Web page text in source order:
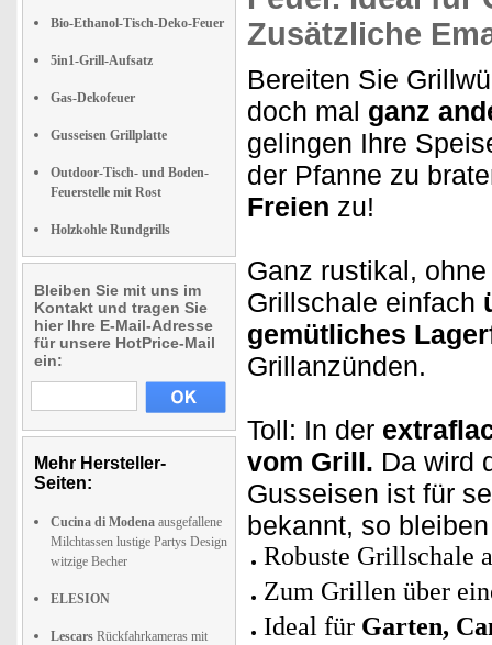
Bio-Ethanol-Tisch-Deko-Feuer
5in1-Grill-Aufsatz
Gas-Dekofeuer
Gusseisen Grillplatte
Outdoor-Tisch- und Boden-
Feuerstelle mit Rost
Holzkohle Rundgrills
Bleiben Sie mit uns im
Kontakt und tragen Sie
hier Ihre E-Mail-Adresse
für unsere HotPrice-Mail
ein:
Mehr Hersteller-
Seiten:
Cucina di Modena ausgefallene
Milchtassen lustige Partys Design
witzige Becher
ELESION
Lescars Rückfahrkameras mit
Zusätzliche
Bereiten Sie
doch mal ganz
gelingen Ihre
der Pfanne zu
Freien zu!
Ganz rustikal,
Grillschale einfach
gemütliches
Grillanzünden.
Toll: In der
vom Grill. Da wird
Gusseisen ist für
bekannt, so
Robuste Grillschale
Zum Grillen über
Ideal für Garten,